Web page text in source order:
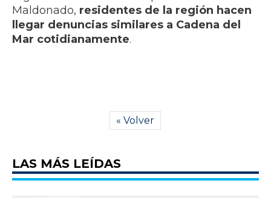
Maldonado, residentes de la región hacen
llegar denuncias similares a Cadena del
Mar cotidianamente.
« Volver
LAS MÁS LEÍDAS